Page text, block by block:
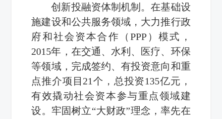
创新投融资体制机制。在基础设
施建设和公共服务领域，大力推行政
府和社会资本合作（PPP）模式，
2015年，在交通、水利、医疗、环保
等领域，完成签约、有投资意向和重
点推介项目21个，总投资135亿元，
有效撬动社会资本参与重点领域建
设。牢固树立“大财政”理念，率先在